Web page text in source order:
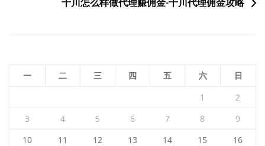
一 二 三 四 五 六
日
1
2
3
4 5 6 7 8
9
10
11 12 13 14 15
16